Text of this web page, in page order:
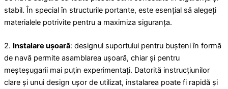
stabil. În special în structurile portante, este esențial să alegeți
materialele potrivite pentru a maximiza siguranța.
2. Instalare ușoară: designul suportului pentru bușteni în formă
de navă permite asamblarea ușoară, chiar și pentru
meșteșugarii mai puțin experimentați. Datorită instrucțiunilor
clare și unui design ușor de utilizat, instalarea poate fi rapidă și